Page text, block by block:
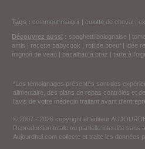
Tags : comment maigrir | culotte de cheval |
Découvrez aussi : spaghetti bolognaise |
amis | recette babycook | roti de boeuf | idée
mignon de veau | bacalhau à braz | tarte à
*Les témoignages présentés sont des
alimentaire, des plans de repas contrôlés et
l'avis de votre médecin traitant avant
© 2007 - 2026 copyright et éditeur
Reproduction totale ou partielle interdite sans
Aujourdhui.com collecte et traite les données